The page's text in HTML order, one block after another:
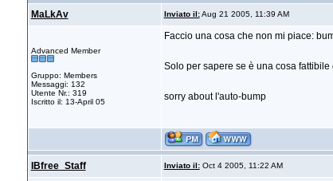
MaLkAv Inviato il:Aug 21 2005, 11:39 AM
Advanced Member
Gruppo: Members
Messaggi: 132
Utente Nr.: 319
Iscritto il: 13-April 05
Faccio una cosa che non mi piace:
Solo per sapere se è una cosa
sorry about l'auto-bump
IBfree_Staff Inviato il:Oct 4 2005, 11:22 AM